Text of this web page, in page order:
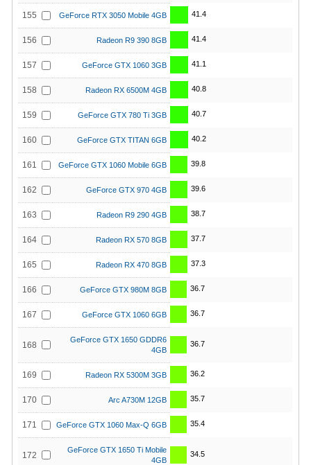
155 GeForce RTX 3050 Mobile 4GB 41.4
156 Radeon R9 390 8GB 41.4
157 GeForce GTX 1060 3GB 41.1
158 Radeon RX 6500M 4GB 40.8
159 GeForce GTX 780 Ti 3GB 40.7
160 GeForce GTX TITAN 6GB 40.2
161 GeForce GTX 1060 Mobile 6GB 39.8
162 GeForce GTX 970 4GB 39.6
163 Radeon R9 290 4GB 38.7
164 Radeon RX 570 8GB 37.7
165 Radeon RX 470 8GB 37.3
166 GeForce GTX 980M 8GB 36.7
167 GeForce GTX 1060 6GB 36.7
168
GeForce GTX 1650 GDDR6
4GB
36.7
169 Radeon RX 5300M 3GB 36.2
170 Arc A730M 12GB 35.7
171 GeForce GTX 1060 Max-Q 6GB 35.4
172
GeForce GTX 1650 Ti Mobile
4GB
34.5